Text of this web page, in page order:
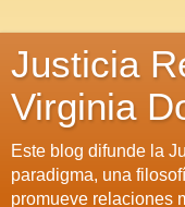
Justicia
Virginia
Este blog difunde la
paradigma, una
promueve relaciones